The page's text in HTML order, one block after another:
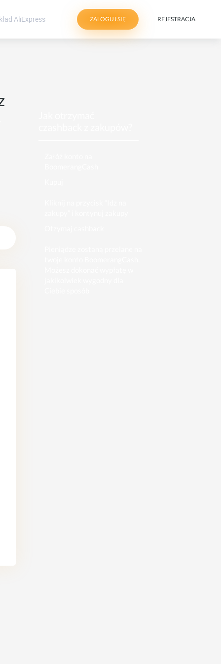
ZALOGUJ SIĘ REJESTRACJA